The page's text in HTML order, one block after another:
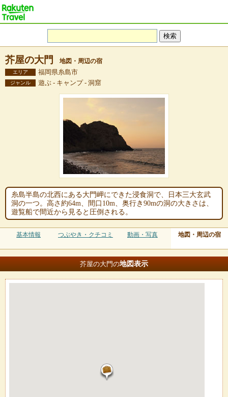
芥屋の大門 地図・周辺の宿
エリア 福岡県糸島市
ジャンル 遊ぶ - キャンプ - 洞窟
糸島半島の北西にある大門岬にできた浸食洞で、日本三大玄武
洞の一つ。高さ約64m、間口10m、奥行き90mの洞の大きさは、
遊覧船で間近から見ると圧倒される。
基本情報 つぶやき・クチコミ 動画・写真 地図・周辺の宿
芥屋の大門の地図表示